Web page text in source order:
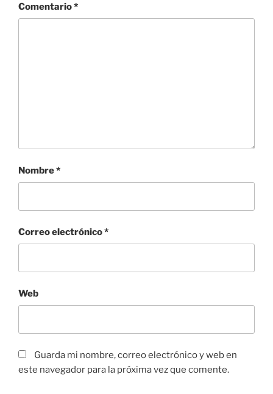
Comentario*
Nombre*
Correo electrónico*
Web
Guarda mi nombre, correo electrónico y web en
este navegador para la próxima vez que comente.